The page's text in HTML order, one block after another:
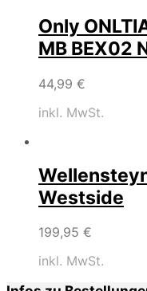
Only
MB BEX02
44,99 €
inkl. MwSt.
Westside
199,95 €
inkl. MwSt.